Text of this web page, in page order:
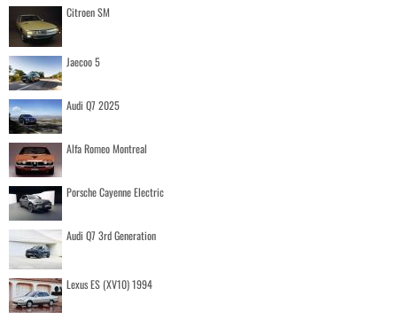
Citroen SM
Jaecoo 5
Audi Q7 2025
Alfa Romeo Montreal
Porsche Cayenne Electric
Audi Q7 3rd Generation
Lexus ES (XV10) 1994